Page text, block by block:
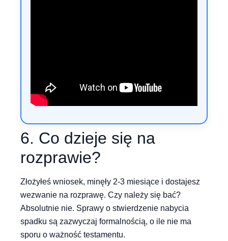
6. Co dzieje się na
rozprawie?
Złożyłeś wniosek, minęły 2-3 miesiące i dostajesz
wezwanie na rozprawę. Czy należy się bać?
Absolutnie nie. Sprawy o stwierdzenie nabycia
spadku są zazwyczaj formalnością, o ile nie ma
sporu o ważność testamentu.